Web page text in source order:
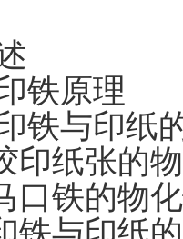
铁原理
铁与印纸
纸张的物
铁的物化